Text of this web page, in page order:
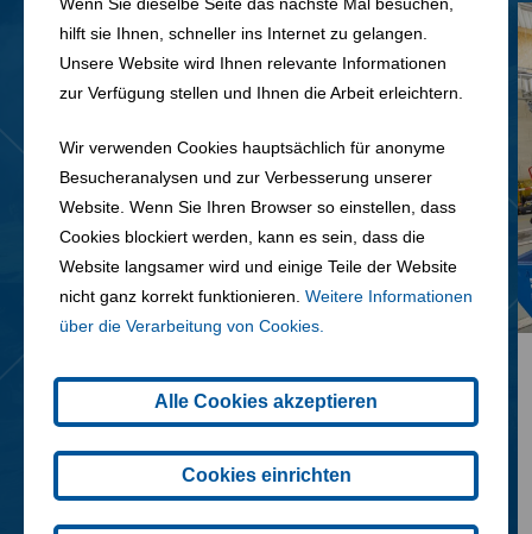
hilft sie Ihnen, schneller ins Internet zu gelangen.
Unsere Website wird Ihnen relevante Informationen
zur Verfügung stellen und Ihnen die Arbeit erleichtern.
Wir verwenden Cookies hauptsächlich für anonyme
Besucheranalysen und zur Verbesserung unserer
Website. Wenn Sie Ihren Browser so einstellen, dass
Cookies blockiert werden, kann es sein, dass die
Website langsamer wird und einige Teile der Website
nicht ganz korrekt funktionieren. Weitere Informationen
über die Verarbeitung von Cookies.
Alle Cookies akzeptieren
Cookies einrichten
07. 01. 2026
FCC Weihnachtsspenden 2025